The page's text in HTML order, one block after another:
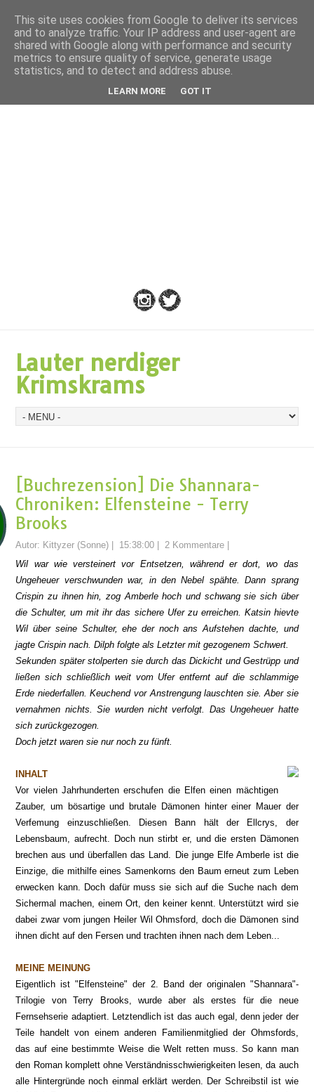
Back
Down
Lauter nerdiger
Krimskrams
[Buchrezension] Die Shannara-
Chroniken: Elfensteine - Terry
Brooks
Autor: Kittyzer (Sonne) 15:38:00 |2 Kommentare
Wil war wie versteinert vor Entsetzen, während er dort, wo das
Ungeheuer verschwunden war, in den Nebel spähte. Dann sprang
Crispin zu ihnen hin, zog Amberle hoch und schwang sie sich über
die Schulter, um mit ihr das sichere Ufer zu erreichen. Katsin hievte
Wil über seine Schulter, ehe der noch ans Aufstehen dachte, und
jagte Crispin nach. Dilph folgte als Letzter mit gezogenem Schwert.
Sekunden später stolperten sie durch das Dickicht und Gestrüpp und
ließen sich schließlich weit vom Ufer entfernt auf die schlammige
Erde niederfallen. Keuchend vor Anstrengung lauschten sie. Aber sie
vernahmen nichts. Sie wurden nicht verfolgt. Das Ungeheuer hatte
sich zurückgezogen.
Doch jetzt waren sie nur noch zu fünft.
INHALT
Vor vielen Jahrhunderten erschufen die Elfen einen mächtigen
Zauber, um bösartige und brutale Dämonen hinter einer Mauer der
Verfemung einzuschließen. Diesen Bann hält der Ellcrys, der
Lebensbaum, aufrecht. Doch nun stirbt er, und die ersten Dämonen
brechen aus und überfallen das Land. Die junge Elfe Amberle ist die
Einzige, die mithilfe eines Samenkorns den Baum erneut zum Leben
erwecken kann. Doch dafür muss sie sich auf die Suche nach dem
Sichermal machen, einem Ort, den keiner kennt. Unterstützt wird sie
dabei zwar vom jungen Heiler Wil Ohmsford, doch die Dämonen sind
ihnen dicht auf den Fersen und trachten ihnen nach dem Leben...
MEINE MEINUNG
Eigentlich ist "Elfensteine" der 2. Band der originalen "Shannara"-
Trilogie von Terry Brooks, wurde aber als erstes für die neue
Fernsehserie adaptiert. Letztendlich ist das auch egal, denn jeder der
Teile handelt von einem anderen Familienmitglied der Ohmsfords,
das auf eine bestimmte Weise die Welt retten muss. So kann man
den Roman komplett ohne Verständnisschwierigkeiten lesen, da auch
alle Hintergründe noch einmal erklärt werden. Der Schreibstil ist wie
This site uses cookies from Google to deliver its services
and to analyze traffic. Your IP address and user-agent are
shared with Google along with performance and security
metrics to ensure quality of service, generate usage
statistics, and to detect and address abuse.
LEARN MORE GOT IT